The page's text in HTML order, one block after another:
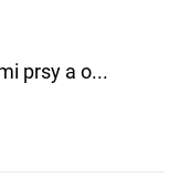
prsy a o...